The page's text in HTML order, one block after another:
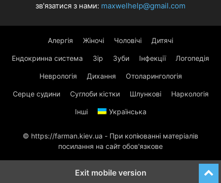
зв'язатися з нами: maxwelhelp@gmail.com
Алергія Жіночі Чоловічі Дитячі
Ендокринна система Зір Зуби Інфекції Логопедія
Неврологія Дихання Отоларингологія
Серце судини Суглоби кістки Шлункові Наркологія
Інші Українська
© https://farman.kiev.ua - При копіюванні матеріалів
посилання на сайт обов'язкове
Exit mobile version